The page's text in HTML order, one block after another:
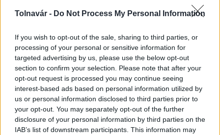
Tolnavár - Do Not Process My Personal Information
If you wish to opt-out of the sale, sharing to third parties, or
processing of your personal or sensitive information for
targeted advertising by us, please use the below opt-out
section to confirm your selection. Please note that after your
opt-out request is processed you may continue seeing
interest-based ads based on personal information utilized by
us or personal information disclosed to third parties prior to
your opt-out. You may separately opt-out of the further
disclosure of your personal information by third parties on the
IAB’s list of downstream participants. This information may
LEGFRISSEBB
Országos hírek
Megérkezett az eső a Duna vízgyűjtőjére